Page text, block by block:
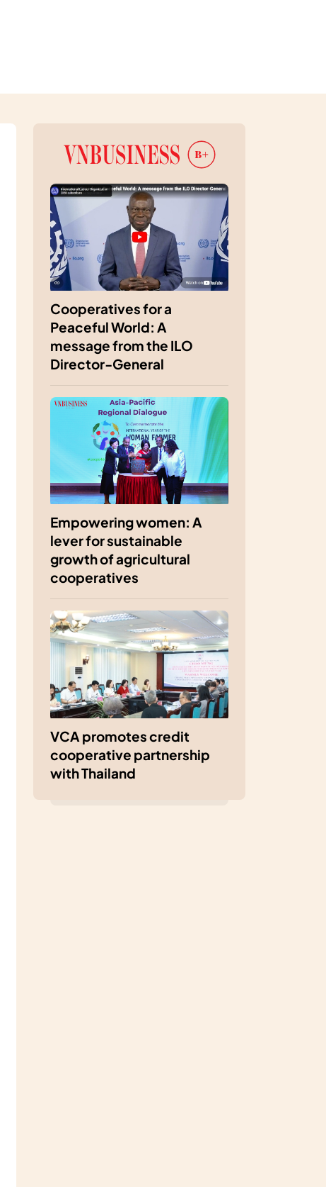
Cooperatives for a
Peaceful World: A
message from the ILO
Director-General
Empowering women: A
lever for sustainable
growth of agricultural
cooperatives
VCA promotes credit
cooperative partnership
with Thailand